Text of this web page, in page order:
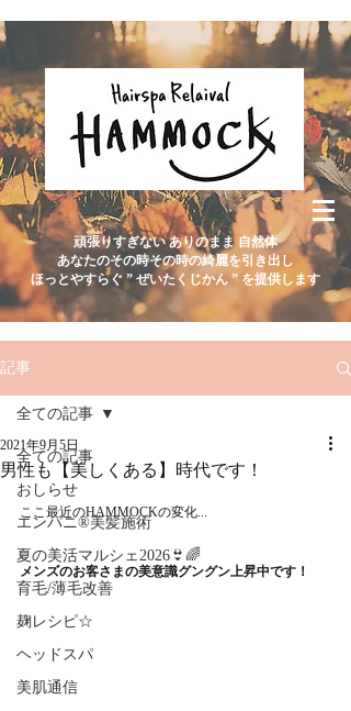
頑張りすぎない ありのまま 自然体
あなたのその時その時の綺麗を引き出し
ほっとやすらぐ ” ぜいたくじかん ” を提供します
記事
全ての記事
おしらせ
エンパニ®美髪施術
夏の美活マルシェ2026👙🌈
育毛/薄毛改善
麹レシピ☆
ヘッドスパ
美肌通信
全ての記事
男性も【美しくある】時代です！
2021年9月5日
ここ最近のHAMMOCKの変化...
メンズのお客さまの美意識グングン上昇中です！